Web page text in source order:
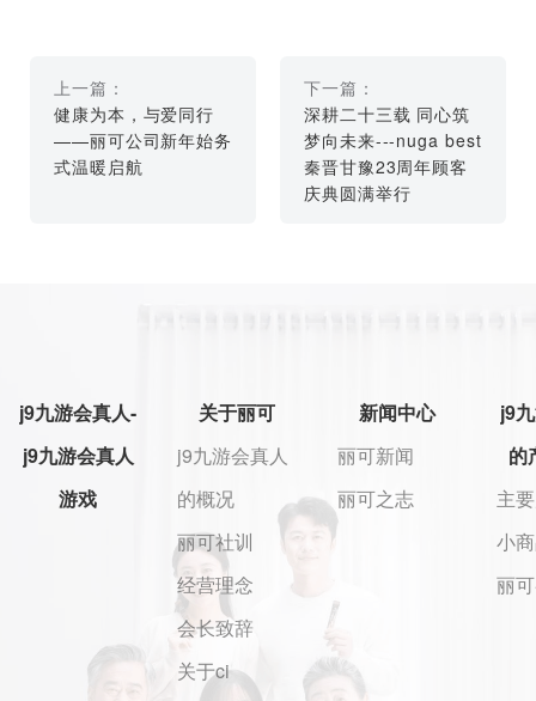
上一篇：
健康为本，与爱同行
——丽可公司新年始务
式温暖启航
下一篇：
深耕二十三载 同心筑
梦向未来---nuga best
秦晋甘豫23周年顾客
庆典圆满举行
j9九游会真人-
j9九游会真人
游戏
关于丽可
j9九游会真人
的概况
丽可社训
经营理念
会长致辞
关于ci
新闻中心
丽可新闻
丽可之志
j9
的
主
小
丽